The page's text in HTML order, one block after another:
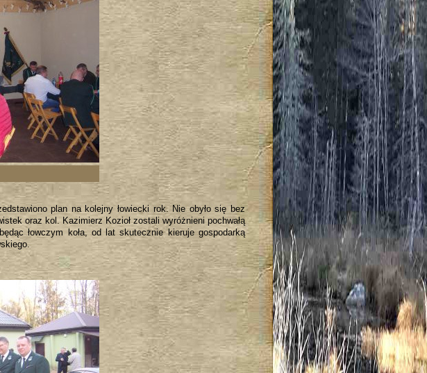
plan na kolejny łowiecki rok. Nie obyło się bez
oraz kol. Kazimierz Kozioł zostali wyróżnieni pochwałą
łowczym koła, od lat skutecznie kieruje gospodarką